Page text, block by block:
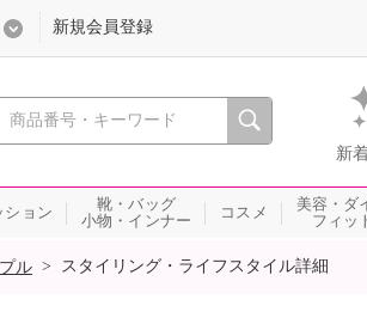
心おどる、瞬間を。通販・テレビショ
新
新規会員登録
ション
靴・バッグ
小物・インナー
コスメ
美容・ダ
フィッ
ル > スタイリング・ライフスタイル詳細